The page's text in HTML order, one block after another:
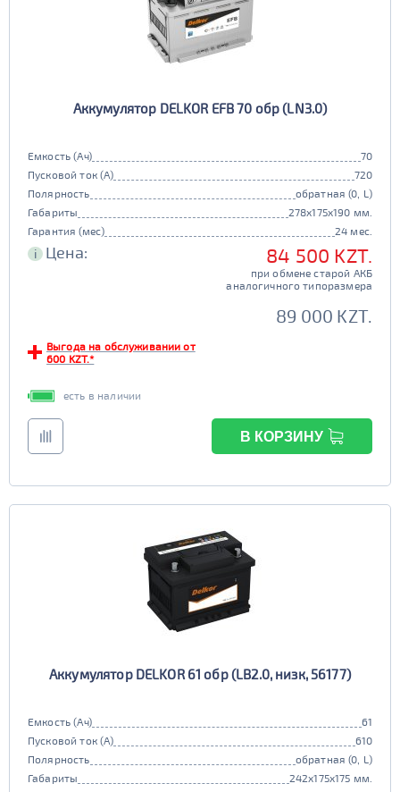
Аккумулятор DELKOR EFB 70 обр (LN3.0)
Емкость (Ач)
70
Пусковой ток (А)
720
Полярность
обратная (0, L)
Габариты
278x175x190 мм.
Гарантия (мес)
24 мес.
i Цена: 84 500 KZT.
при обмене старой АКБ
аналогичного типоразмера
89 000 KZT.
Выгода на обслуживании от
600 KZT.*
есть в наличии
В КОРЗИНУ
Аккумулятор DELKOR 61 обр (LB2.0, низк, 56177)
Емкость (Ач)
61
Пусковой ток (А)
610
Полярность
обратная (0, L)
Габариты
242x175x175 мм.